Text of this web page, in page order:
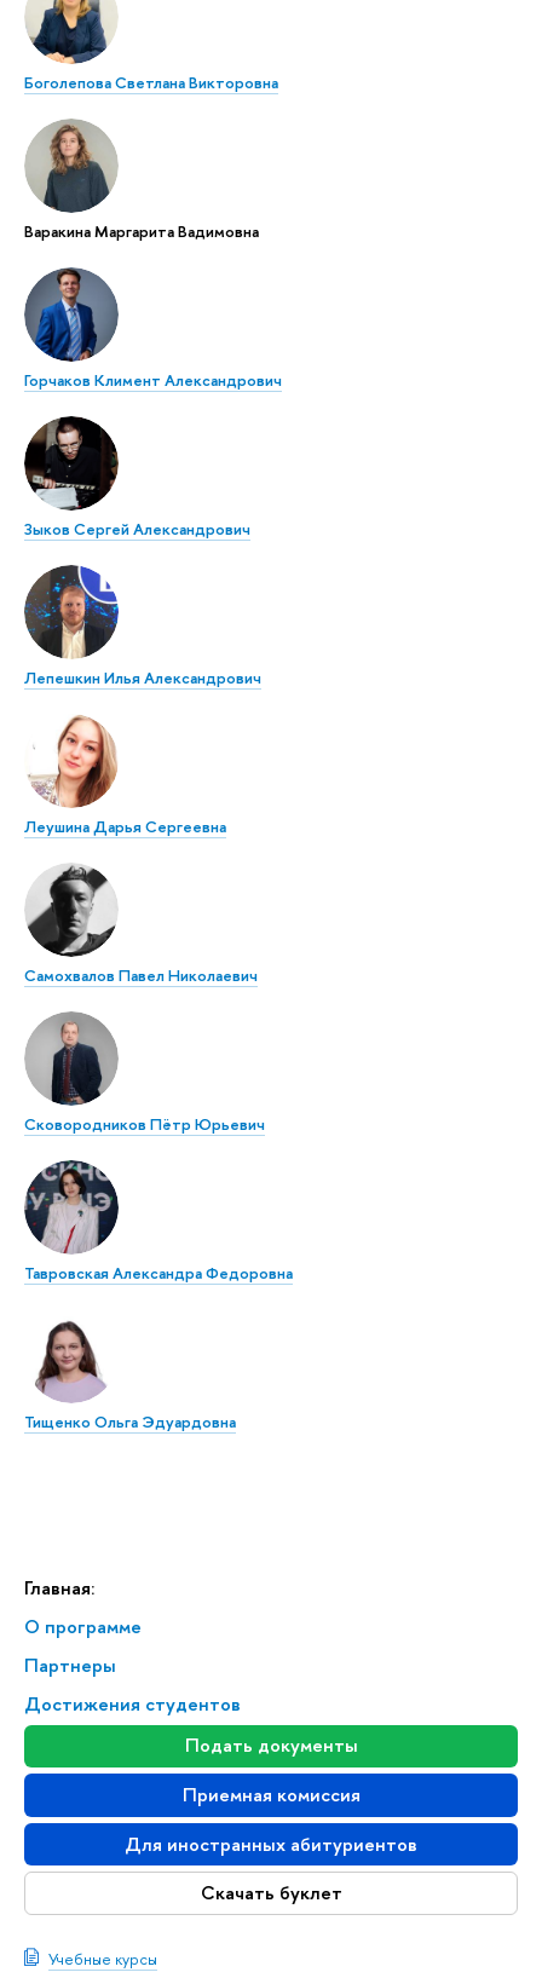
Главная:
О программе
Партнеры
Достижения студентов
Подать документы
Приемная комиссия
Для иностранных абитуриентов
Скачать буклет
Учебные курсы
Боголепова Светлана Викторовна
Варакина Маргарита Вадимовна
Горчаков Климент Александрович
Зыков Сергей Александрович
Лепешкин Илья Александрович
Леушина Дарья Сергеевна
Самохвалов Павел Николаевич
Сковородников Пётр Юрьевич
Тавровская Александра Федоровна
Тищенко Ольга Эдуардовна